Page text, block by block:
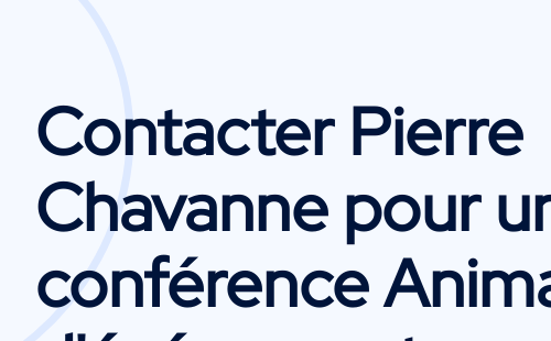
Contacter Pierre
Chavanne pour
conférence